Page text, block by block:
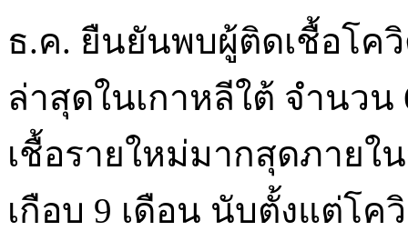
ธ.ค. ยืนยันพบผู้ติดเชื้อโค
ล่าสุดในเกาหลีใต้ จำนวน
เชื้อรายใหม่มากสุดภายใ
เกือบ 9 เดือน นับตั้งแต่โค